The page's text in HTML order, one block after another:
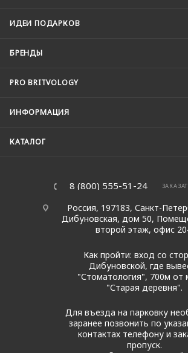
ИДЕИ ПОДАРКОВ
БРЕНДЫ
PRO BRITVOLOGY
ИНФОРМАЦИЯ
КАТАЛОГ
8 (800) 555-51-24
Россия, 197183, Санкт-
Дибуновская, дом 50,
второй этаж, офис
Как пройти: вход со
Дибуновской, где
"Стоматология", 700м от
"Старая деревня".
Для въезда на парковку
заранее позвонить по
контактах телефону и
пропуск.